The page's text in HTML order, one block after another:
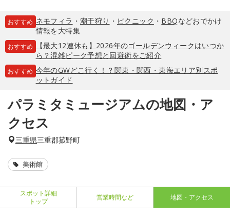
おすすめ ネモフィラ ・ 潮干狩り ・ ピクニック ・ BBQなどおでかけ
情報を大特集
おすすめ
【最大12連休も】2026年のゴールデンウィークはいつか
ら？混雑ピーク予想と回避術をご紹介
おすすめ 今年のGWどこ行く！？関東・関西・東海エリア別スポ
ットガイド
パラミタミュージアムの地図・ア
クセス
三重県三重郡菰野町
美術館
スポット詳細
トップ
営業時間など 地図・アクセス